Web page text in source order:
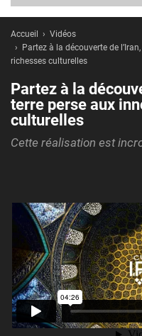
Accueil
Vidéos
Partez à la découverte de
richesses culturelles
Partez à la
terre perse aux
culturelles
Cette réalisation est